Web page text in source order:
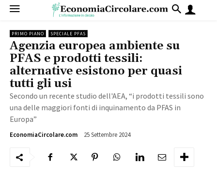
PRIMO PIANO SPECIALE PFAS
Agenzia europea ambiente su
PFAS e prodotti tessili:
alternative esistono per quasi
tutti gli usi
Secondo un recente studio dell'AEA, “i prodotti tessili sono
una delle maggiori fonti di inquinamento da PFAS in
Europa”
EconomiaCircolare.com 25 Settembre 2024